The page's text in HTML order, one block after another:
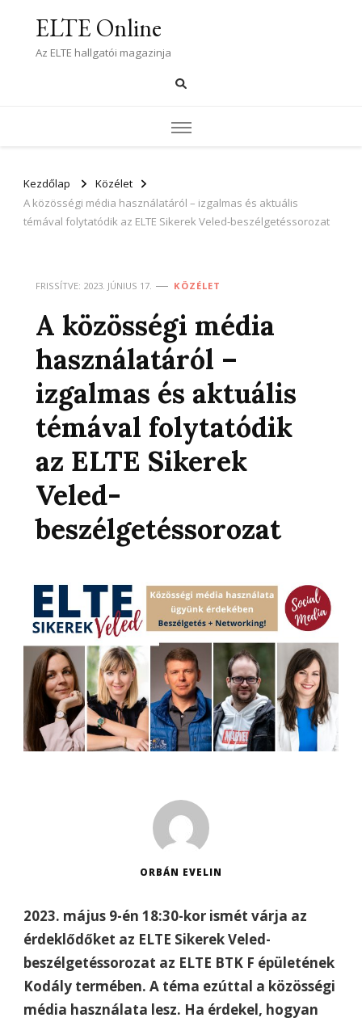
ELTE Online
Az ELTE hallgatói magazinja
Kezdőlap
Közélet
A közösségi média használatáról – izgalmas és aktuális
témával folytatódik az ELTE Sikerek Veled-beszélgetéssorozat
FRISSÍTVE: 2023. JÚNIUS 17. KÖZÉLET
A közösségi média
használatáról –
izgalmas és aktuális
témával folytatódik
az ELTE Sikerek
Veled-
beszélgetéssorozat
ORBÁN EVELIN
2023. május 9-én 18:30-kor ismét várja az
érdeklődőket az ELTE Sikerek Veled-
beszélgetéssorozat az ELTE BTK F épületének
Kodály termében. A téma ezúttal a közösségi
média használata lesz. Ha érdekel, hogyan